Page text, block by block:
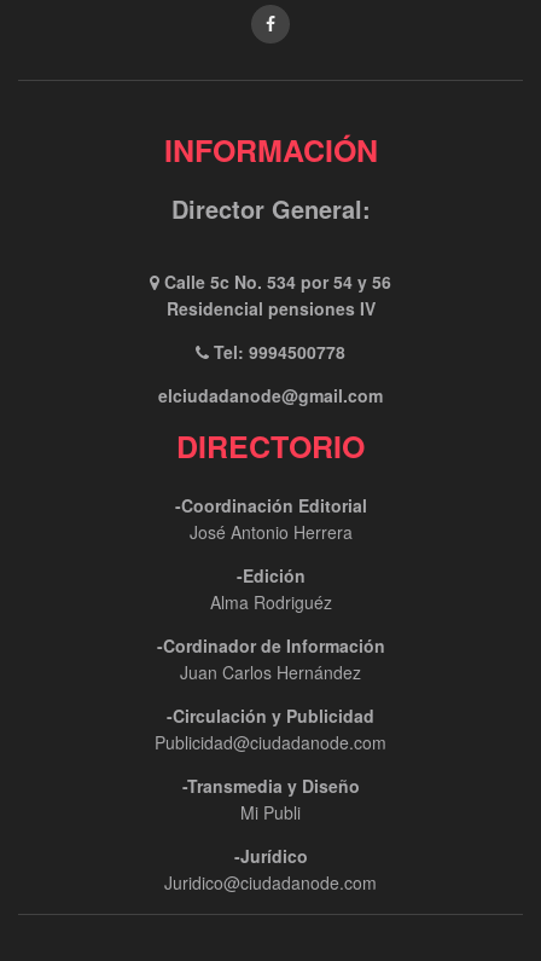
INFORMACIÓN
Director General:
Calle 5c No. 534 por 54 y 56
Residencial pensiones IV
Tel: 9994500778
elciudadanode@gmail.com
DIRECTORIO
-Coordinación Editorial
José Antonio Herrera
-Edición
Alma Rodriguéz
-Cordinador de Información
Juan Carlos Hernández
-Circulación y Publicidad
Publicidad@ciudadanode.com
-Transmedia y Diseño
Mi Publi
-Jurídico
Juridico@ciudadanode.com